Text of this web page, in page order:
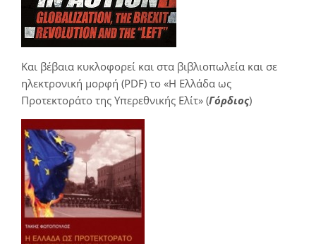
Και βέβαια κυκλοφορεί και στα βιβλιοπωλεία και σε
ηλεκτρονική μορφή (PDF) το «Η Ελλάδα ως
Προτεκτοράτο της Υπερεθνικής Ελίτ» (Γόρδιος)